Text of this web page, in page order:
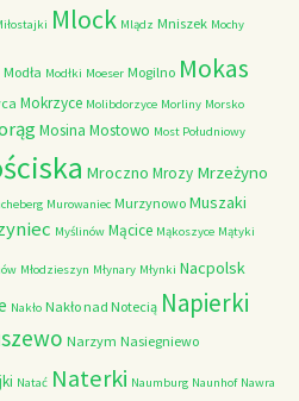
Mlock Mlądz Mniszek Mochy
Modła Modłki Moeser Mogilno Mokas
Mokrzyce Molibdorzyce Morliny Morsko
Mosina Mostowo Most Południowy
Mroczno Mrozy Mrzeżyno
Murowaniec Murzynowo Muszaki
Myślinów Mącice Mąkoszyce Mątyki
Młodzieszyn Młynary Młynki Nacpolsk
Nakło Nakło nad Notecią Napierki
Narzym Nasiegniewo
Natać Naterki Naumburg Naunhof Nawra